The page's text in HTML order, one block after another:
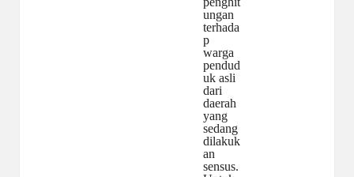
ungan
terhada
p
warga
pendud
uk asli
dari
daerah
yang
sedang
dilakuk
an
sensus.